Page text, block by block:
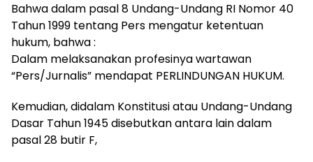
Bahwa dalam pasal 8 Undang-Undang RI Nomor 40
Tahun 1999 tentang Pers mengatur ketentuan
hukum, bahwa :
Dalam melaksanakan profesinya wartawan
“Pers/Jurnalis” mendapat PERLINDUNGAN HUKUM.
Kemudian, didalam Konstitusi atau Undang-Undang
Dasar Tahun 1945 disebutkan antara lain dalam
pasal 28 butir F,